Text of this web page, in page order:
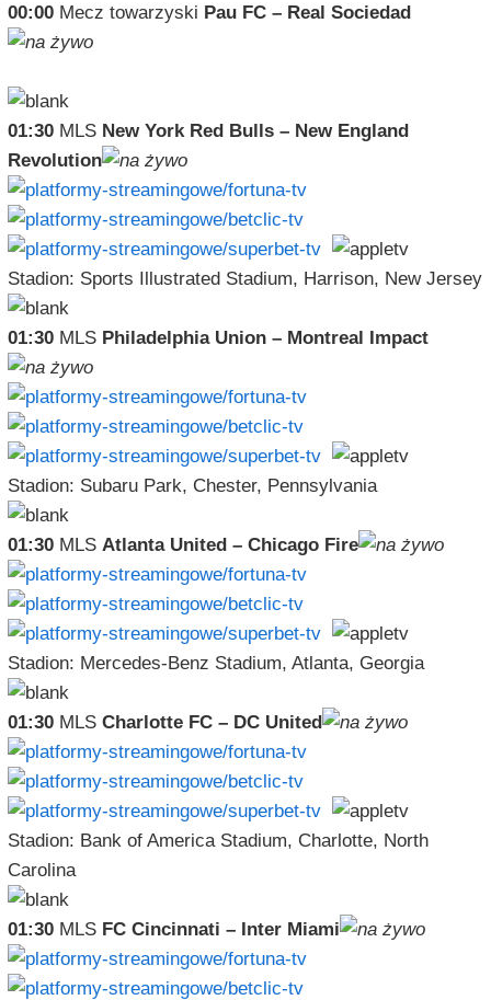
00:00Mecz towarzyski Pau FC – Real Sociedad
01:30MLS New York Red Bulls – New England
Revolution
Stadion: Sports Illustrated Stadium, Harrison, New Jersey
01:30MLS Philadelphia Union – Montreal Impact
Stadion: Subaru Park, Chester, Pennsylvania
01:30MLS Atlanta United – Chicago Fire
Stadion: Mercedes-Benz Stadium, Atlanta, Georgia
01:30MLS Charlotte FC – DC United
Stadion: Bank of America Stadium, Charlotte, North
Carolina
01:30MLS FC Cincinnati – Inter Miami